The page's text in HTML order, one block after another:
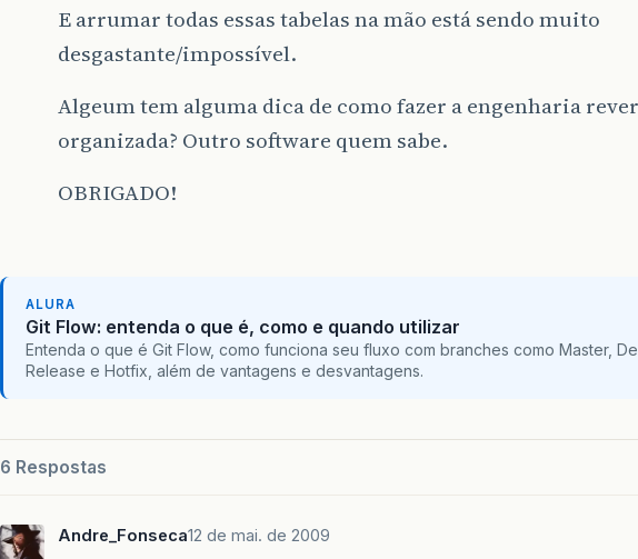
E arrumar todas essas tabelas na mão está sendo muito
desgastante/impossível.
Algeum tem alguma dica de como fazer a engenharia
organizada? Outro software quem sabe.
OBRIGADO!
ALURA
Git Flow: entenda o que é, como e quando utilizar
Entenda o que é Git Flow, como funciona seu fluxo com branches como Master,
Release e Hotfix, além de vantagens e desvantagens.
6 Respostas
Andre_Fonseca12 de mai. de 2009